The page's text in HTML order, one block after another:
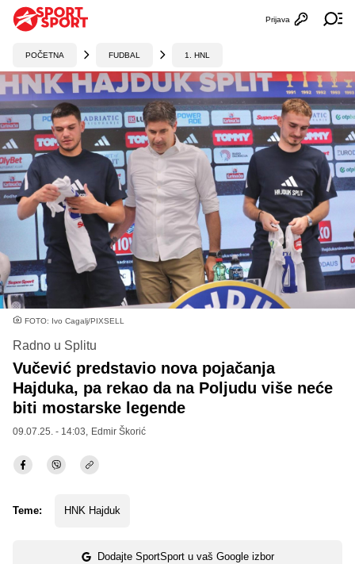
Otvori
Prijava
POČETNA FUDBAL 1. HNL
FOTO: Ivo Cagalj/PIXSELL
Radno u Splitu
Vučević predstavio nova pojačanja
Hajduka, pa rekao da na Poljudu više neće
biti mostarske legende
09.07.25. - 14:03, Edmir Škorić
Teme: HNK Hajduk
Dodajte SportSport u vaš Google izbor